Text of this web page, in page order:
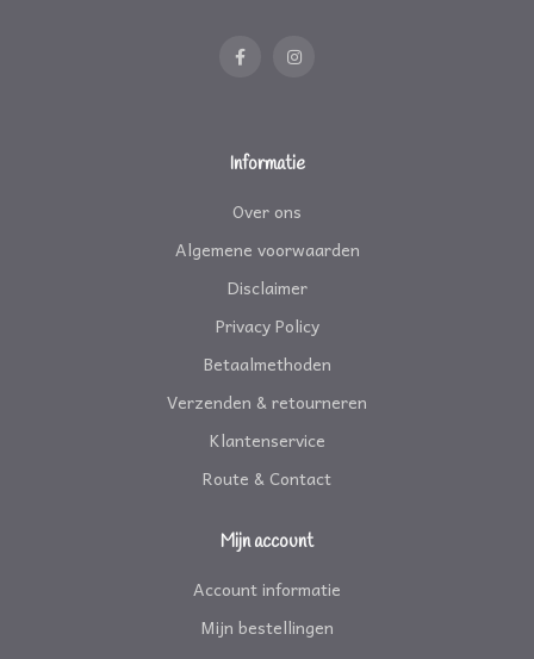
Informatie
Over ons
Algemene voorwaarden
Disclaimer
Privacy Policy
Betaalmethoden
Verzenden & retourneren
Klantenservice
Route & Contact
Mijn account
Account informatie
Mijn bestellingen